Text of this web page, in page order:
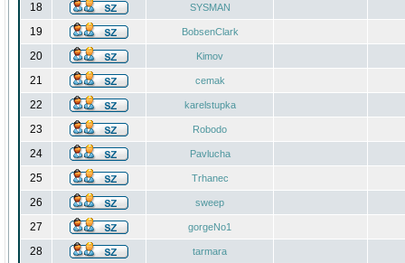
18 SYSMAN
19 BobsenClark
20 Kimov
21 cemak
22 karelstupka
23 Robodo
24 Pavlucha
25 Trhanec
26 sweep
27 gorgeNo1
28 tarmara